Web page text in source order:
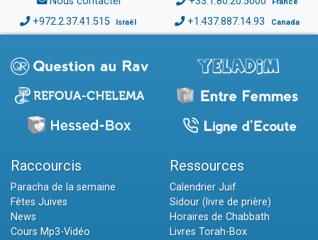
+972.2.37.41.515 Israël +1.437.887.14.93 Canada
Raccourcis
Paracha de la semaine
Fêtes Juives
News
Cours Mp3-Vidéo
Ressources
Calendrier Juif
Sidour (livre de prière)
Horaires de Chabbath
Livres Torah-Box